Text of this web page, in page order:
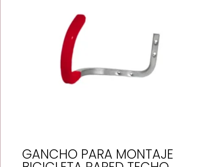
GANCHO PARA MONTAJE